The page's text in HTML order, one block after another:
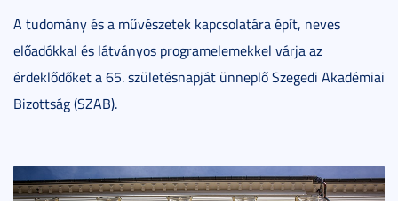
A tudomány és a művészetek kapcsolatára épít, neves
előadókkal és látványos programelemekkel várja az
érdeklődőket a 65. születésnapját ünneplő Szegedi Akadémiai
Bizottság (SZAB).